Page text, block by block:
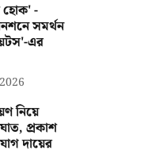
হোক' -
সমর্থন
এর
নিয়ে
প্রকাশ
দায়ের